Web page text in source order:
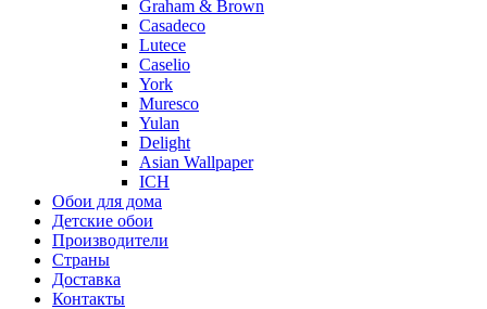
Graham & Brown
Casadeco
Lutece
Caselio
York
Muresco
Yulan
Delight
Asian Wallpaper
ICH
Обои для дома
Детские обои
Производители
Страны
Доставка
Контакты